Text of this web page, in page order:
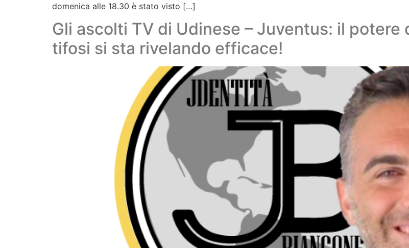
domenica alle 18.30 è stato visto […]
Gli ascolti TV di Udinese – Juventus: il
tifosi si sta rivelando efficace!